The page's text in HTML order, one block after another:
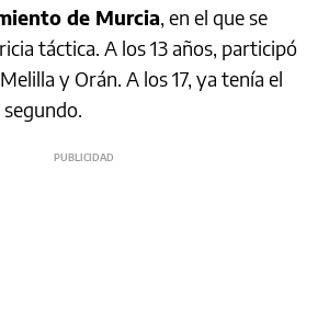
de Murcia, en el que se
táctica. A los 13 años, participó
Melilla y Orán. A los 17, ya tenía el